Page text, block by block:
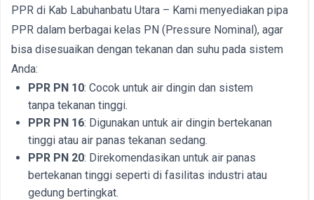
PPR di Kab Labuhanbatu Utara – Kami menyediakan pipa
PPR dalam berbagai kelas PN (Pressure Nominal), agar
bisa disesuaikan dengan tekanan dan suhu pada sistem
Anda:
PPR PN 10: Cocok untuk air dingin dan sistem
tanpa tekanan tinggi.
PPR PN 16: Digunakan untuk air dingin bertekanan
tinggi atau air panas tekanan sedang.
PPR PN 20: Direkomendasikan untuk air panas
bertekanan tinggi seperti di fasilitas industri atau
gedung bertingkat.